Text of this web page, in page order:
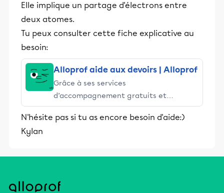
Elle implique un partage d'électrons entre
deux atomes.
Tu peux consulter cette fiche explicative au
besoin:
Alloprof aide aux devoirs | Alloprof
Grâce à ses services
d’accompagnement gratuits et
stimulants, Alloprof engage les élèves
et leurs parents dans la réussite
N'hésite pas si tu as encore besoin d'aide:)
Kylan